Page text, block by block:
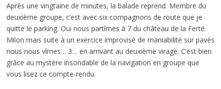
Après une vingtaine de minutes, la balade reprend. Membre du
deuxième groupe, c’est avec six compagnons de route que je
quitte le parking. Oui nous partîmes à 7 du château de la Ferté
Milon mais suite à un exercice improvisé de maniabilité sur pavés
nous nous vîmes… 3… en arrivant au deuxième virage. C’est bien
grâce au mystère insondable de la navigation en groupe que
vous lisez ce compte-rendu.